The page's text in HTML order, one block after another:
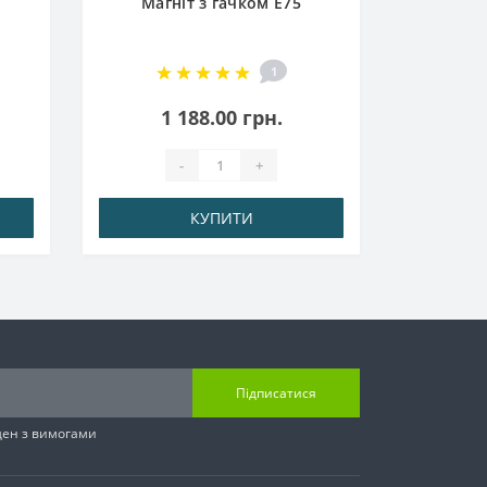
1
1 188.00 грн.
- +
КУПИТИ
Підписатися
з вимогами